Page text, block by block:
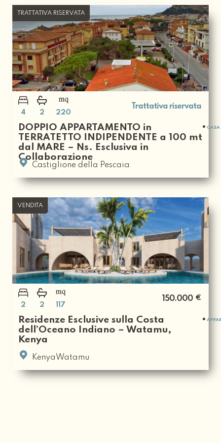
TRATTATIVA RISERVATA
4 2 220
Trattativa riservata
DOPPIO APPARTAMENTO in
TERRATETTO INDIPENDENTE a 100 mt
dal MARE – Ns. Esclusiva in
Collaborazione
CASA
Castiglione della Pescaia
VENDITA
2 2 117
150.000 €
Residenze Esclusive sulla Costa
dell’Oceano Indiano – Watamu,
Kenya
KenyaWatamu